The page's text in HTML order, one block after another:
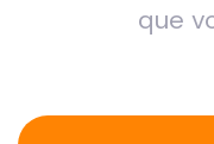
que